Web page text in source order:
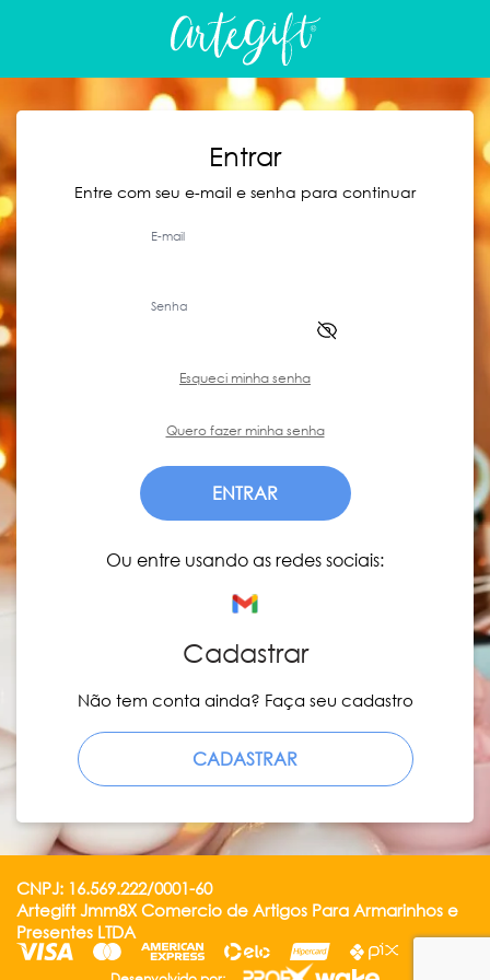
Entrar
Entre com seu e-mail e senha para continuar
E-mail
Senha
Esqueci minha senha
Quero fazer minha senha
ENTRAR
Ou entre usando as redes sociais:
Cadastrar
Não tem conta ainda? Faça seu cadastro
CADASTRAR
CNPJ: 16.569.222/0001-60
Artegift Jmm8X Comercio de Artigos Para Armarinhos e
Presentes LTDA